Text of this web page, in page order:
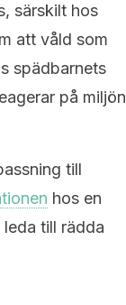
särskilt hos
att våld som
spädbarnets
på miljön
till
hos en
till rädda